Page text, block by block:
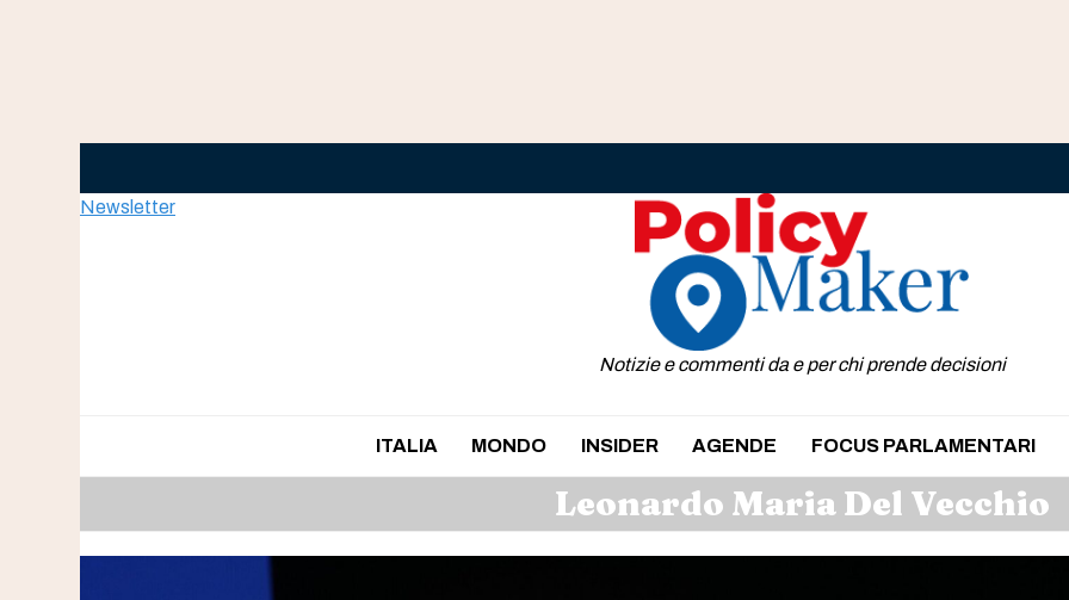
Newsletter
Notizie e commenti da e per chi prende decisioni
ITALIA MONDO INSIDER AGENDE FOCUS PARLAMENTARI
Leonardo Maria Del Vecchio